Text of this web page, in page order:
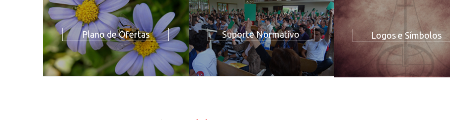
Plano de Ofertas Suporte Normativo Logos e Símbolos